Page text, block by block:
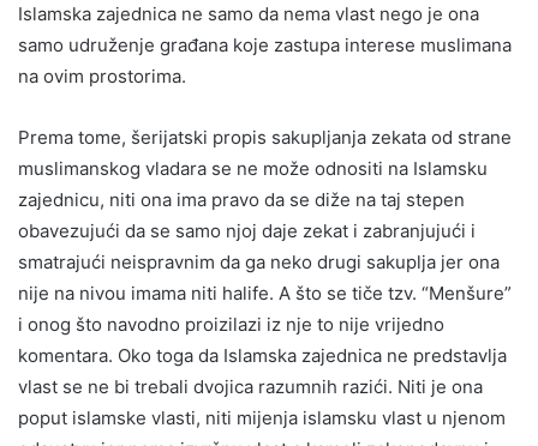
Islamska zajednica ne samo da nema vlast nego je ona
samo udruženje građana koje zastupa interese muslimana
na ovim prostorima.
Prema tome, šerijatski propis sakupljanja zekata od strane
muslimanskog vladara se ne može odnositi na Islamsku
zajednicu, niti ona ima pravo da se diže na taj stepen
obavezujući da se samo njoj daje zekat i zabranjujući i
smatrajući neispravnim da ga neko drugi sakuplja jer ona
nije na nivou imama niti halife. A što se tiče tzv. “Menšure”
i onog što navodno proizilazi iz nje to nije vrijedno
komentara. Oko toga da Islamska zajednica ne predstavlja
vlast se ne bi trebali dvojica razumnih razići. Niti je ona
poput islamske vlasti, niti mijenja islamsku vlast u njenom